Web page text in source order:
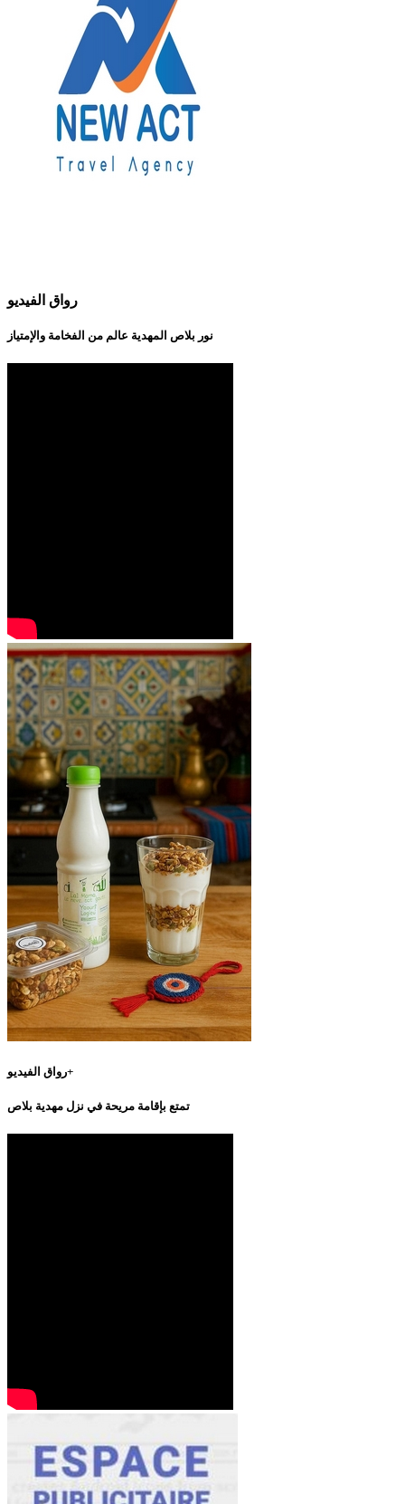
رواق الفيديو
نور بلاص المهدية عالم من الفخامة والإمتياز
رواق الفيديو+
تمتع بإقامة مريحة في نزل مهدية بلاص